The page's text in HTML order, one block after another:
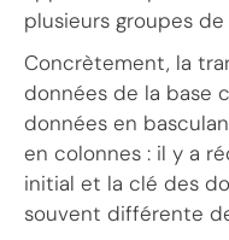
plusieurs groupes
Concrètement, la
données de la base
données en
en colonnes : il y a
initial et la clé des
souvent différente